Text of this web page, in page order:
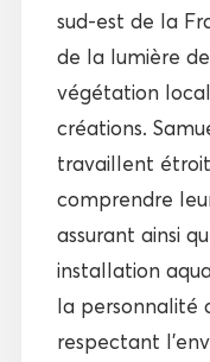
sud-est de la
de la lumière
végétation
créations.
travaillent
comprendre
assurant ainsi
installation
la personnalité
respectant